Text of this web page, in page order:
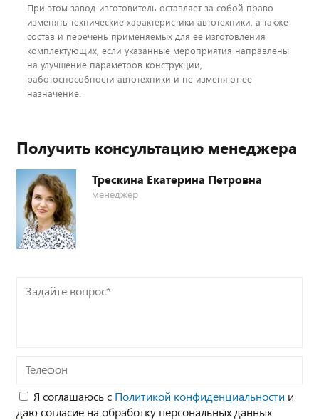
При этом завод-изготовитель оставляет за собой право
изменять технические характеристики автотехники, а также
состав и перечень применяемых для ее изготовления
комплектующих, если указанные мероприятия направлены
на улучшение параметров конструкции,
работоспособности автотехники и не изменяют ее
назначение.
Получить консультацию менеджера
Трескина Екатерина Петровна
менеджер
Задайте
вопрос*
Телефон
Я соглашаюсь с Политикой конфиденциальности и
даю согласие на обработку персональных данных